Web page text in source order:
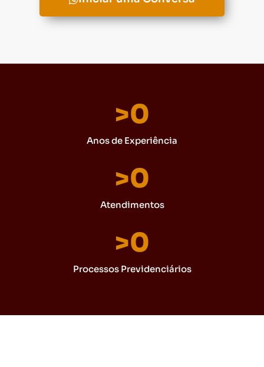
Anos de Experiência
>0
Atendimentos
>0
Processos Previdenciários
>0